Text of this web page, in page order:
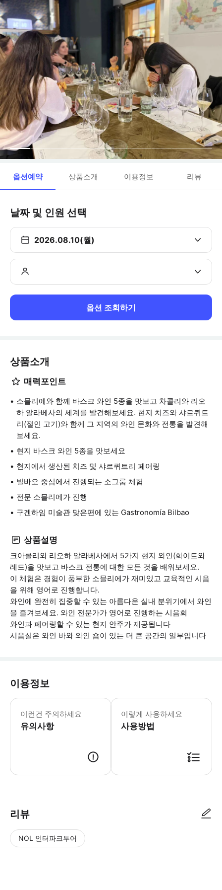
옵션예약 상품소개 이용정보 리뷰
날짜 및 인원 선택
2026.08.10(월)
옵션 조회하기
상품소개
매력포인트
소믈리에와 함께 바스크 와인 5종을 맛보고 차콜리와 리오
하 알라베사의 세계를 발견해보세요. 현지 치즈와 샤르퀴트
리(절인 고기)와 함께 그 지역의 와인 문화와 전통을 발견해
보세요.
현지 바스크 와인 5종을 맛보세요
현지에서 생산된 치즈 및 샤르퀴트리 페어링
빌바오 중심에서 진행되는 소그룹 체험
전문 소믈리에가 진행
구겐하임 미술관 맞은편에 있는 Gastronomía Bilbao
상품설명
크아콜리와 리오하 알라베사에서 5가지 현지 와인(화이트와
레드)을 맛보고 바스크 전통에 대한 모든 것을 배워보세요.
이 체험은 경험이 풍부한 소믈리에가 재미있고 교육적인 시음
을 위해 영어로 진행합니다.
와인에 완전히 집중할 수 있는 아름다운 실내 분위기에서 와인
을 즐겨보세요. 와인 전문가가 영어로 진행하는 시음회
와인과 페어링할 수 있는 현지 안주가 제공됩니다
시음실은 와인 바와 와인 숍이 있는 더 큰 공간의 일부입니다
이용정보
이런건 주의하세요
유의사항
- 치즈에 대한 식이 제한이 있는 경우
이렇게 사용하세요
사용방법
리뷰
NOL 인터파크투어